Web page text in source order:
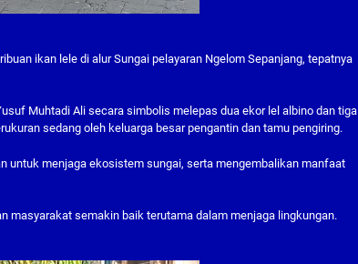
ikan lele di alur Sungai pelayaran Ngelom Sepanjang, tepatnya
Muhtadi Ali secara simbolis melepas dua ekor lel albino dan tiga
sedang oleh keluarga besar pengantin dan tamu pengiring.
untuk menjaga ekosistem sungai, serta mengembalikan manfaat
masyarakat semakin baik terutama dalam menjaga lingkungan.